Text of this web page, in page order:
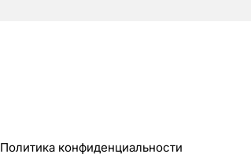
Политика конфиденциальности